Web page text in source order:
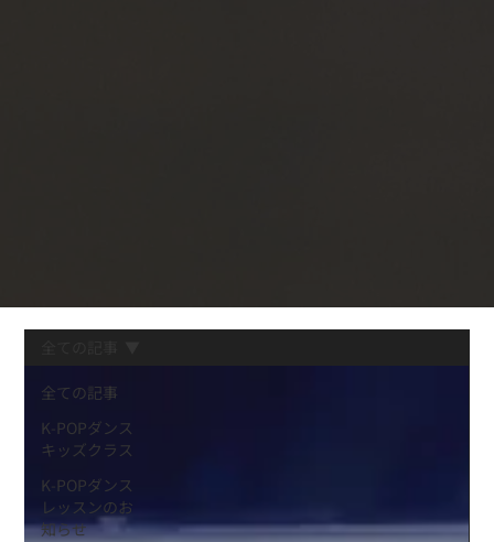
全ての記事
K-POPダンス
キッズクラス
K-POPダンス
レッスンのお
知らせ